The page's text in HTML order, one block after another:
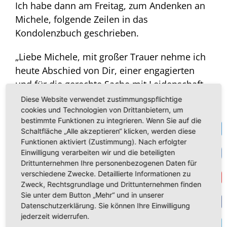
Ich habe dann am Freitag, zum Andenken an
Michele, folgende Zeilen in das
Kondolenzbuch geschrieben.
„Liebe Michele, mit großer Trauer nehme ich
heute Abschied von Dir, einer engagierten
und für die gerechte Sache mit Leidenschaft
kämpfendenKollegin. Über Parteigrenzen
und Landesgrenzen hinweg haben wir im
CONT-Ausschuß für dasGeldunserer Bürger
gekämpft.
Ich werde diesen Kampf, insbesondere in der
Pfizer/vdL-Affäre weiterkämpfen. Das
Andenken an Dich ist mir dafür Vermächtnis
und Verpflichtung.
Diese Website verwendet zustimmungspflichtige
cookies und Technologien von Drittanbietern, um
bestimmte Funktionen zu integrieren. Wenn Sie auf die
Schaltfläche „Alle akzeptieren“ klicken, werden diese
Funktionen aktiviert (Zustimmung). Nach erfolgter
Einwilligung verarbeiten wir und die beteiligten
Drittunternehmen Ihre personenbezogenen Daten für
verschiedene Zwecke. Detaillierte Informationen zu
Zweck, Rechtsgrundlage und Drittunternehmen finden
Sie unter dem Button „Mehr“ und in unserer
Datenschutzerklärung. Sie können Ihre Einwilligung
jederzeit widerrufen.